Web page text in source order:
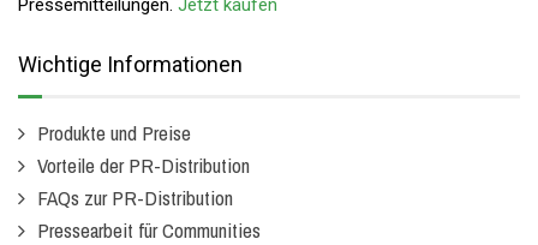
Pressemitteilungen. Jetzt kaufen
Wichtige Informationen
Produkte und Preise
Vorteile der PR-Distribution
FAQs zur PR-Distribution
Pressearbeit für Communities